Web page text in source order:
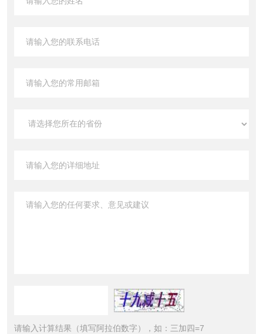
请输入计算结果（填写阿拉伯数字），如：三加四=7